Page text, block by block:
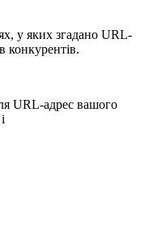
у яких згадано URL-
конкурентів.
URL-адрес вашого
і